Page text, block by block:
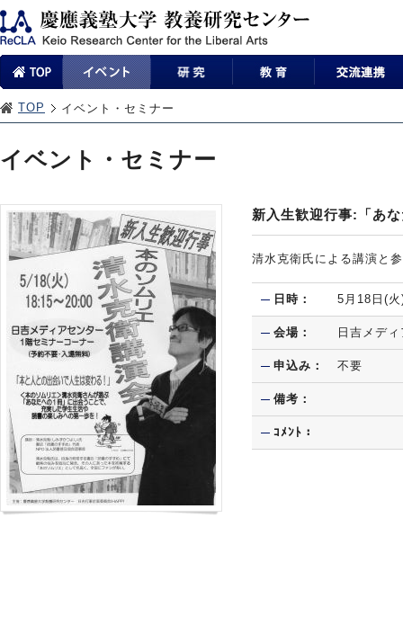
TOP イベント・セミナー
イベント・セミナー
新入生歓迎行事:「あ
清水克衛氏による講演と
日時： 5月18日(
会場： 日吉メデ
申込み： 不要
備考：
ｺﾒﾝﾄ：